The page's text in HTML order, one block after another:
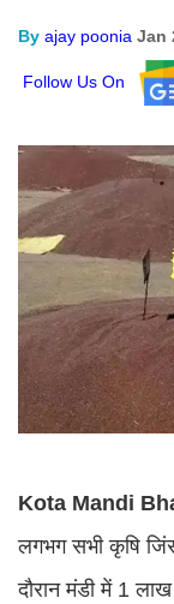
By ajay poonia Jan
Follow Us On
Kota Mandi
लगभग सभी कृषि
दौरान मंडी में 1